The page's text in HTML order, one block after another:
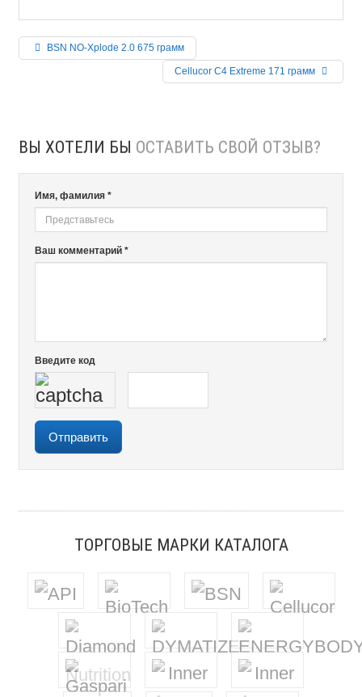
BSN NO-Xplode 2.0 675 грамм
Cellucor C4 Extreme 171 грамм
ВЫ ХОТЕЛИ БЫ ОСТАВИТЬ СВОЙ ОТЗЫВ?
Имя, фамилия *
Ваш комментарий *
Введите код
ТОРГОВЫЕ МАРКИ КАТАЛОГА